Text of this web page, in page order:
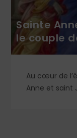
Sainte
le couple
Au cœur de
Anne et saint
en Orient